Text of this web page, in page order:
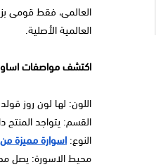
العالمى، فقط قومى
العالمية الأصلية.
اكتشف مواصفات
اللون: لها لون روز
القسم: يتواجد المنتج
النوع: اسوارة مميزة
محيط الاسورة: يصل محيط